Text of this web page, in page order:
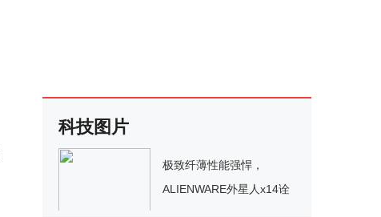
科技图片
极致纤薄性能强悍，
ALIENWARE外星人x14诠